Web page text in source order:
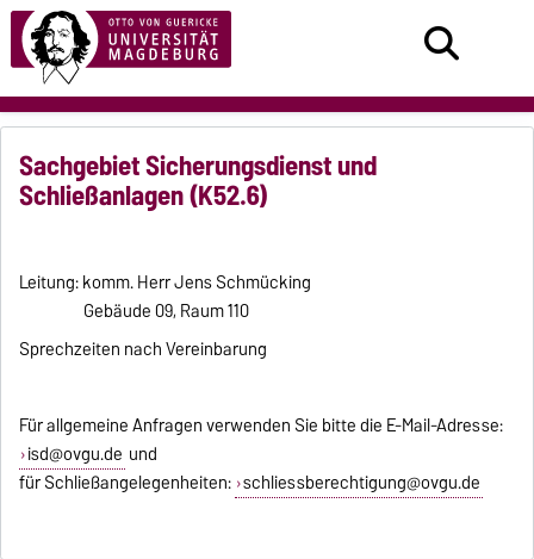
Sachgebiet Sicherungsdienst und
Schließanlagen (K52.6)
Leitung: komm. Herr Jens Schmücking
Gebäude 09, Raum 110
Sprechzeiten nach Vereinbarung
Für allgemeine Anfragen verwenden Sie bitte die E-Mail-Adresse:
isd@ovgu.de und
für Schließangelegenheiten: schliessberechtigung@ovgu.de